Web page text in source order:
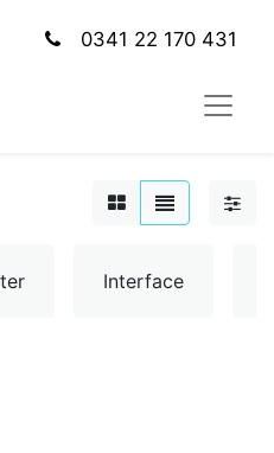
0341 22 170 431
Interface